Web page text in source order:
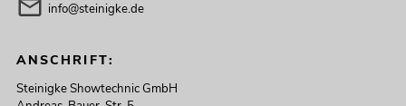
info@steinigke.de
ANSCHRIFT:
Steinigke Showtechnic GmbH